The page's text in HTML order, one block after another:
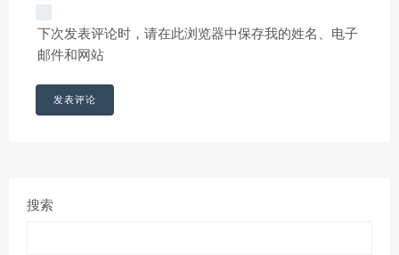
下次发表评论时，请在此浏览器中保存我的姓名、电子
邮件和网站
搜索